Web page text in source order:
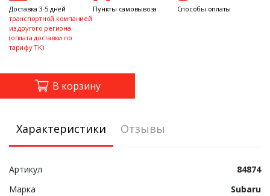
В корзину
Доставка 3-5 дней
транспортной компанией
из другого региона
(оплата доставки по
тарифу ТК)
Пункты самовывоза Способы оплаты
Характеристики Отзывы
Артикул
84874
Марка
Subaru